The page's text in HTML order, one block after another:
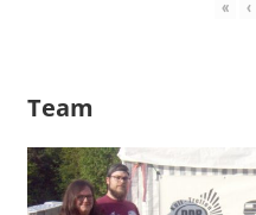
« ‹
Team